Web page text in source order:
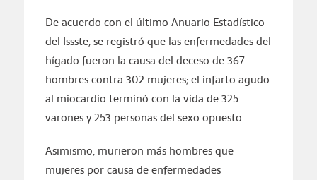
De acuerdo con el último Anuario Estadístico
del Issste, se registró que las enfermedades del
hígado fueron la causa del deceso de 367
hombres contra 302 mujeres; el infarto agudo
al miocardio terminó con la vida de 325
varones y 253 personas del sexo opuesto.
Asimismo, murieron más hombres que
mujeres por causa de enfermedades